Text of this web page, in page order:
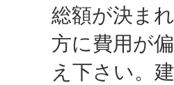
総額が決ま
方に費用が
え下さい。